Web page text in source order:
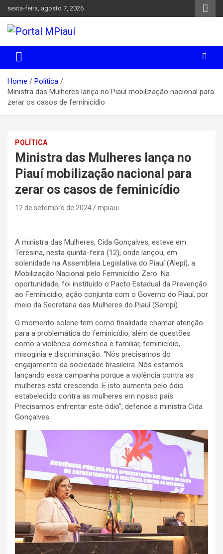
to
content
sexta-feira, agosto 7, 2026
Portal MPiauí
Parnaíba
Home
Política
Ministra das Mulheres lança no Piauí mobilização nacional para
zerar os casos de feminicídio
POLÍTICA
Ministra das Mulheres lança no
Piauí mobilização nacional para
zerar os casos de feminicídio
12 de setembro de 2024 mpiaui
A ministra das Mulheres, Cida Gonçalves, esteve em
Teresina, nesta quinta-feira (12), onde lançou, em
solenidade na Assembleia Legislativa do Piauí (Alepi), a
Mobilização Nacional pelo Feminicídio Zero. Na
oportunidade, foi instituído o Pacto Estadual da Prevenção
ao Feminicídio, ação conjunta com o Governo do Piauí, por
meio da Secretaria das Mulheres do Piauí (Sempi).
O momento solene tem como finalidade chamar atenção
para a problemática do feminicídio, além de questões
como a violência doméstica e familiar, feminicídio,
misoginia e discriminação. “Nós precisamos do
engajamento da sociedade brasileira. Nós estamos
lançando essa campanha porque a violência contra as
mulheres está crescendo. E isto aumenta pelo ódio
estabelecido contra as mulheres em nosso país.
Precisamos enfrentar este ódio”, defende a ministra Cida
Gonçalves.